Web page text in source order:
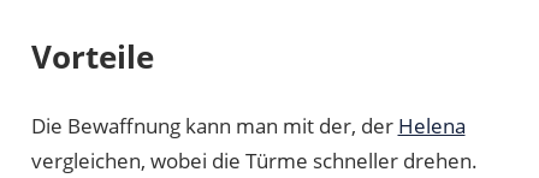
Vorteile
Die Bewaffnung kann man mit der, der Helena
vergleichen, wobei die Türme schneller drehen.